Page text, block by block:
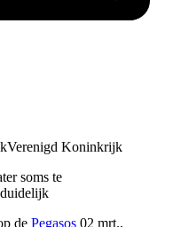
Verenigd Koninkrijk
soms te
de Pegasos 02 mrt.,